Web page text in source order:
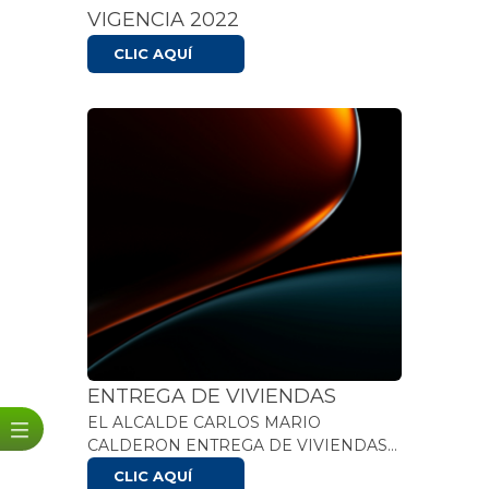
VIGENCIA 2022
CLIC AQUÍ
ENTREGA DE VIVIENDAS
EL ALCALDE CARLOS MARIO
CALDERON ENTREGA DE VIVIENDAS
CORREGIMIENTOS LOS BRASILES
CLIC AQUÍ